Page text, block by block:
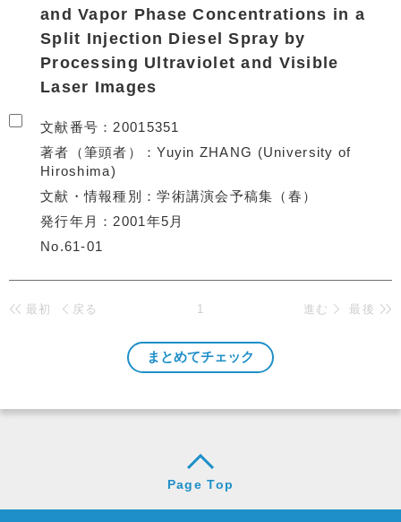
and Vapor Phase Concentrations in a
Split Injection Diesel Spray by
Processing Ultraviolet and Visible
Laser Images
文献番号
20015351
著者（筆頭者）
Yuyin ZHANG (University of
Hiroshima)
文献・情報種別
学術講演会予稿集（春）
発行年月
2001年5月
No.61-01
最初 戻る 1 進む 最後
Page Top